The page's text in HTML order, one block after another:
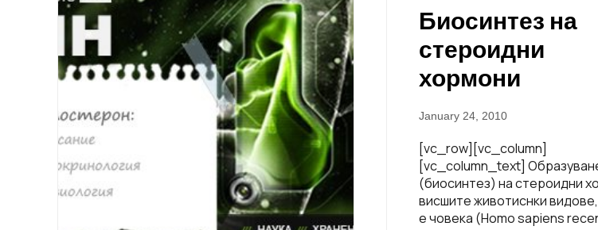
Биосинтез на
стероидни
хормони
January 24, 2010
[vc_row][vc_column]
[vc_column_text]
(биосинтез) на стероидни
висшите животиснки
е човека (Homo sapiens